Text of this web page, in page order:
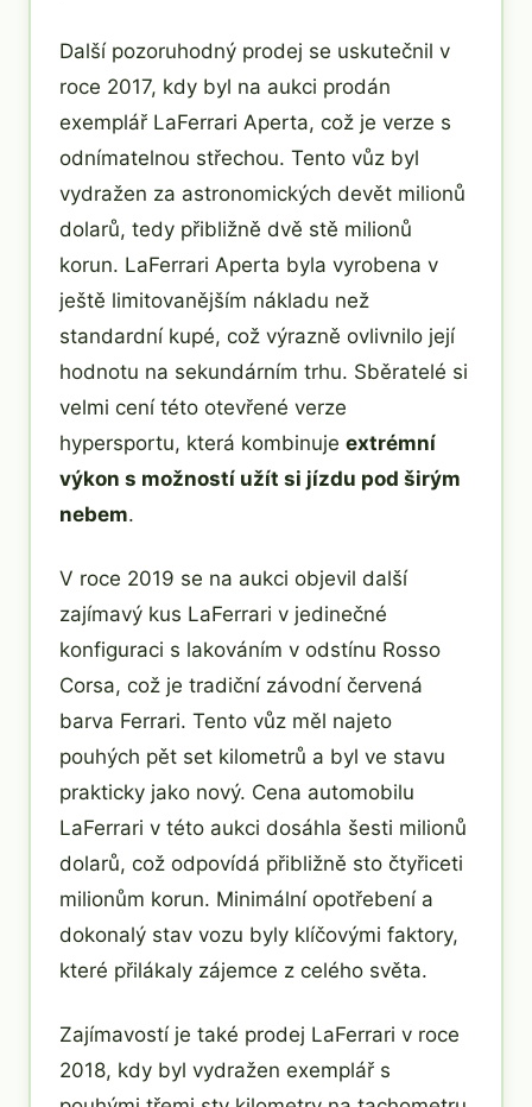
Další pozoruhodný prodej se uskutečnil v
roce 2017, kdy byl na aukci prodán
exemplář LaFerrari Aperta, což je verze s
odnímatelnou střechou. Tento vůz byl
vydražen za astronomických devět milionů
dolarů, tedy přibližně dvě stě milionů
korun. LaFerrari Aperta byla vyrobena v
ještě limitovanějším nákladu než
standardní kupé, což výrazně ovlivnilo její
hodnotu na sekundárním trhu. Sběratelé si
velmi cení této otevřené verze
hypersportu, která kombinuje extrémní
výkon s možností užít si jízdu pod širým
nebem.
V roce 2019 se na aukci objevil další
zajímavý kus LaFerrari v jedinečné
konfiguraci s lakováním v odstínu Rosso
Corsa, což je tradiční závodní červená
barva Ferrari. Tento vůz měl najeto
pouhých pět set kilometrů a byl ve stavu
prakticky jako nový. Cena automobilu
LaFerrari v této aukci dosáhla šesti milionů
dolarů, což odpovídá přibližně sto čtyřiceti
milionům korun. Minimální opotřebení a
dokonalý stav vozu byly klíčovými faktory,
které přilákaly zájemce z celého světa.
Zajímavostí je také prodej LaFerrari v roce
2018, kdy byl vydražen exemplář s